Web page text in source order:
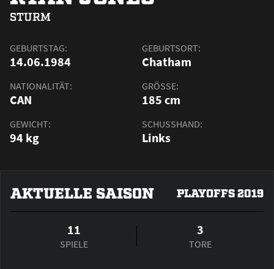
STURM
GEBURTSTAG:
14.06.1984
GEBURTSORT:
Chatham
NATIONALITÄT:
CAN
GRÖSSE:
185 cm
GEWICHT:
94 kg
SCHUSSHAND:
Links
AKTUELLE SAISON PLAYOFFS 2019
11
SPIELE
3
TORE